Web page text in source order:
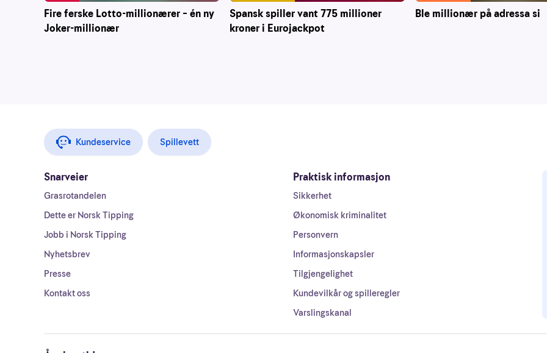
Fire ferske Lotto-millionærer – én ny
Joker-millionær
Spansk spiller vant 775 millioner
kroner i Eurojackpot
Ble millionær på adressa si
Kundeservice Spillevett
Snarveier
Grasrotandelen
Dette er Norsk Tipping
Jobb i Norsk Tipping
Nyhetsbrev
Presse
Kontakt oss
Praktisk informasjon
Sikkerhet
Økonomisk kriminalitet
Personvern
Informasjonskapsler
Tilgjengelighet
Kundevilkår og spilleregler
Varslingskanal